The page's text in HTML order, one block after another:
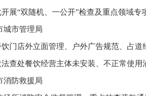
开展“双随机、一公开”检查及重点领域
城市管理局
饮门店外立面管理、户外广告规范、占
法查处餐饮经营主体未安装、不正常使
消防救援局